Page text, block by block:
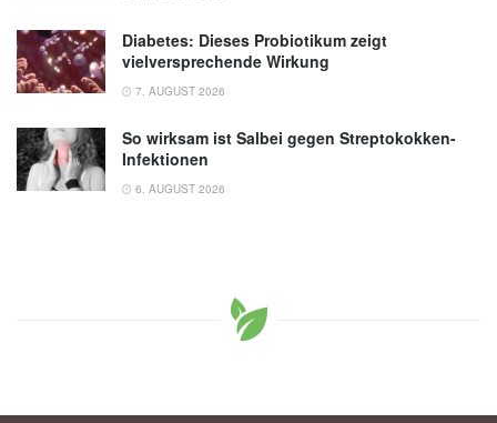
Diabetes: Dieses Probiotikum zeigt
vielversprechende Wirkung
7. AUGUST 2026
So wirksam ist Salbei gegen Streptokokken-
Infektionen
6. AUGUST 2026